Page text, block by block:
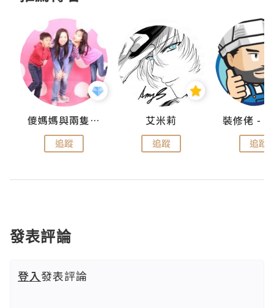
儍媽媽與兩隻小魔怪之家
追蹤
艾米莉
追蹤 追蹤
發表評論
登入發表評論